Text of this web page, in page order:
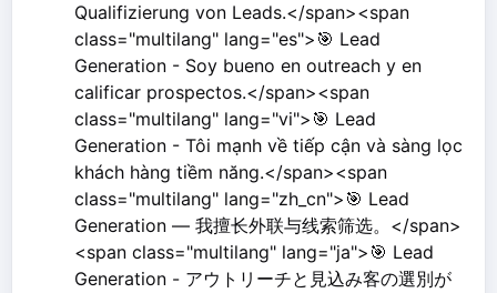
Qualifizierung von Leads.</span><span
class="multilang" lang="es">🎯 Lead
Generation - Soy bueno en outreach y en
calificar prospectos.</span><span
class="multilang" lang="vi">🎯 Lead
Generation - Tôi mạnh về tiếp cận và sàng lọc
khách hàng tiềm năng.</span><span
class="multilang" lang="zh_cn">🎯 Lead
Generation — 我擅长外联与线索筛选。</span>
<span class="multilang" lang="ja">🎯 Lead
Generation - アウトリーチと見込み客の選別が